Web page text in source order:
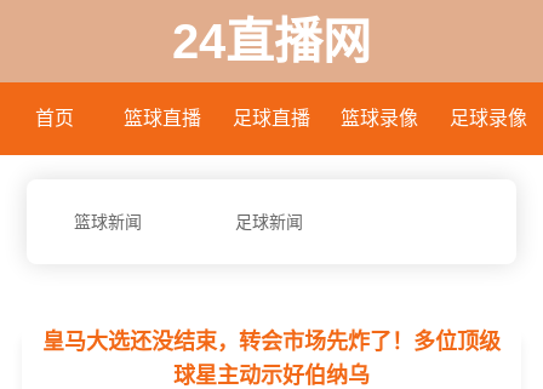
24直播网
首页 篮球直播 足球直播 篮球录像 足球录像
篮球新闻 足球新闻
皇马大选还没结束，转会市场先炸了！多位顶级
球星主动示好伯纳乌